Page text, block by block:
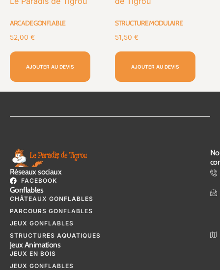
ARCADE GONFLABLE
52,00 €
AJOUTER AU DEVIS
STRUCTURE MODULAIRE
51,50 €
AJOUTER AU DEVIS
Réseaux sociaux
FACEBOOK
Gonflables
CHÂTEAUX GONFLABLES
PARCOURS GONFLABLES
JEUX GONFLABLES
STRUCTURES AQUATIQUES
Jeux Animations
JEUX EN BOIS
JEUX GONFLABLES